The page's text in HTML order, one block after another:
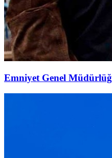
Emniyet Genel